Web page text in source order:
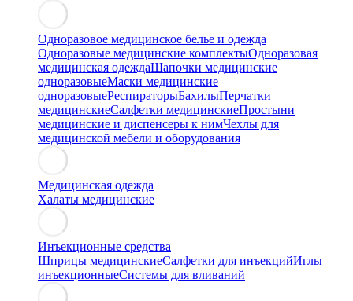
Одноразовое медицинское белье и одежда
Одноразовые медицинские комплектыОдноразовая
медицинская одеждаШапочки медицинские
одноразовыеМаски медицинские
одноразовыеРеспираторыБахилыПерчатки
медицинскиеСалфетки медицинскиеПростыни
медицинские и диспенсеры к нимЧехлы для
медицинской мебели и оборудования
Медицинская одежда
Халаты медицинские
Инъекционные средства
Шприцы медицинскиеСалфетки для инъекцийИглы
инъекционныеСистемы для вливаний